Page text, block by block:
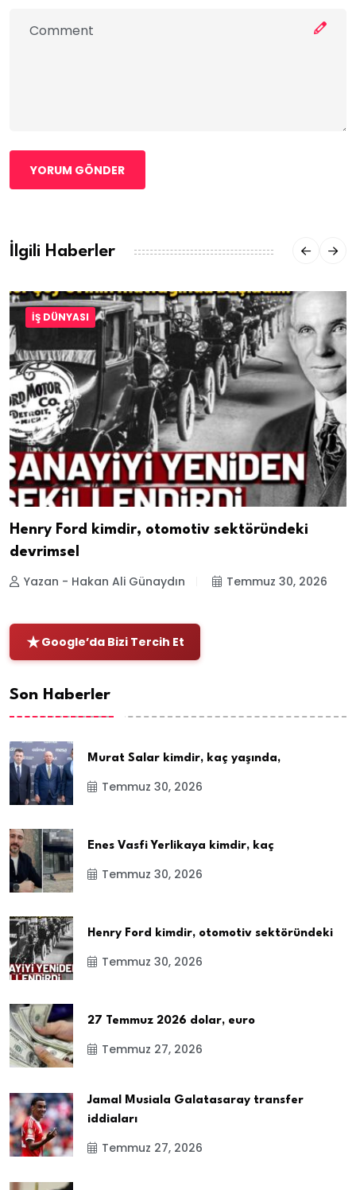
YORUM GÖNDER
İlgili Haberler
İŞ DÜNYASI
Henry Ford kimdir, otomotiv sektöründeki
devrimsel
Yazan - Hakan Ali Günaydın Temmuz 30, 2026
Google’da Bizi Tercih Et
Son Haberler
Murat Salar kimdir, kaç yaşında,
Temmuz 30, 2026
Enes Vasfi Yerlikaya kimdir, kaç
Temmuz 30, 2026
Henry Ford kimdir, otomotiv sektöründeki
Temmuz 30, 2026
27 Temmuz 2026 dolar, euro
Temmuz 27, 2026
Jamal Musiala Galatasaray transfer
iddiaları
Temmuz 27, 2026